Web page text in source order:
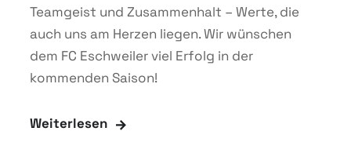
Teamgeist und Zusammenhalt – Werte, die
auch uns am Herzen liegen. Wir wünschen
dem FC Eschweiler viel Erfolg in der
kommenden Saison!
Weiterlesen